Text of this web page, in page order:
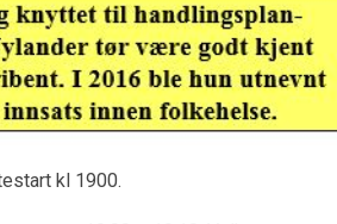
kl 1900.